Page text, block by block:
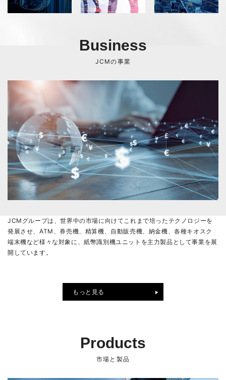
Business
JCMの事業
JCMグループは、世界中の市場に向けてこれまで培ったテクノロジーを
発展させ、ATM、券売機、精算機、自動販売機、納金機、各種キオスク
端末機など様々な対象に、紙幣識別機ユニットを主力製品として事業を展
開しています。
もっと見る
Products
市場と製品